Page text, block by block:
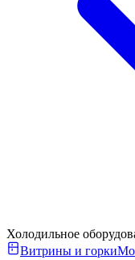
Холодильное
Витрины и горки